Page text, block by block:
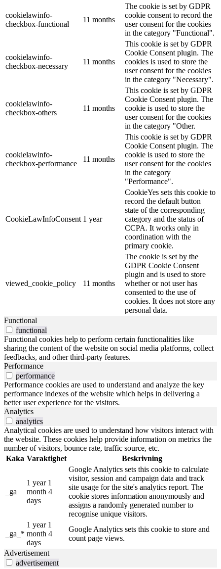
cookielawinfo-
checkbox-functional
11 months
The cookie is set by GDPR
cookie consent to record the
user consent for the cookies
in the category "Functional".
cookielawinfo-
checkbox-necessary
11 months
This cookie is set by GDPR
Cookie Consent plugin. The
cookies is used to store the
user consent for the cookies
in the category "Necessary".
cookielawinfo-
checkbox-others
11 months
This cookie is set by GDPR
Cookie Consent plugin. The
cookie is used to store the
user consent for the cookies
in the category "Other.
cookielawinfo-
checkbox-performance
11 months
This cookie is set by GDPR
Cookie Consent plugin. The
cookie is used to store the
user consent for the cookies
in the category
"Performance".
CookieLawInfoConsent 1 year
CookieYes sets this cookie to
record the default button
state of the corresponding
category and the status of
CCPA. It works only in
coordination with the
primary cookie.
viewed_cookie_policy 11 months
The cookie is set by the
GDPR Cookie Consent
plugin and is used to store
whether or not user has
consented to the use of
cookies. It does not store any
personal data.
Functional
functional
Functional cookies help to perform certain functionalities like
sharing the content of the website on social media platforms, collect
feedbacks, and other third-party features.
Performance
performance
Performance cookies are used to understand and analyze the key
performance indexes of the website which helps in delivering a
better user experience for the visitors.
Analytics
analytics
Analytical cookies are used to understand how visitors interact with
the website. These cookies help provide information on metrics the
number of visitors, bounce rate, traffic source, etc.
Kaka Varaktighet Beskrivning
_ga
1 year 1
month 4
days
Google Analytics sets this cookie to calculate
visitor, session and campaign data and track
site usage for the site's analytics report. The
cookie stores information anonymously and
assigns a randomly generated number to
recognise unique visitors.
_ga_*
1 year 1
month 4
days
Google Analytics sets this cookie to store and
count page views.
Advertisement
advertisement